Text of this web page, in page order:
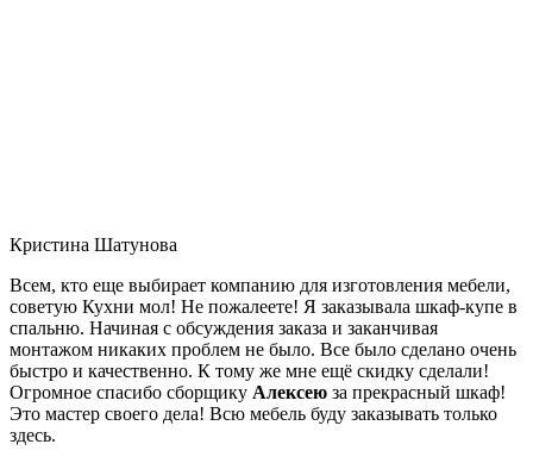
Кристина Шатунова
Всем, кто еще выбирает компанию для изготовления мебели,
советую Кухни мол! Не пожалеете! Я заказывала шкаф-купе в
спальню. Начиная с обсуждения заказа и заканчивая
монтажом никаких проблем не было. Все было сделано очень
быстро и качественно. К тому же мне ещё скидку сделали!
Огромное спасибо сборщику Алексею за прекрасный шкаф!
Это мастер своего дела! Всю мебель буду заказывать только
здесь.